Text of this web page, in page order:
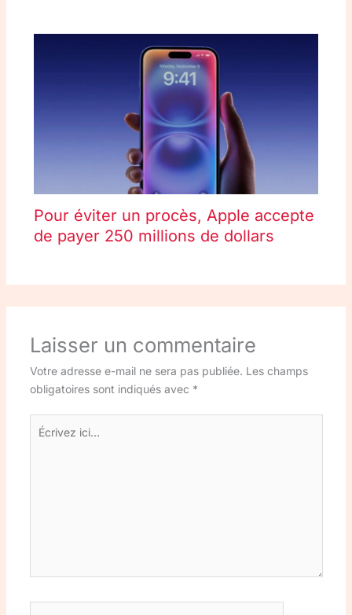
Pour éviter un procès, Apple accepte
de payer 250 millions de dollars
Laisser un commentaire
Votre adresse e-mail ne sera pas publiée. Les champs
obligatoires sont indiqués avec *
Écrivez
ici…